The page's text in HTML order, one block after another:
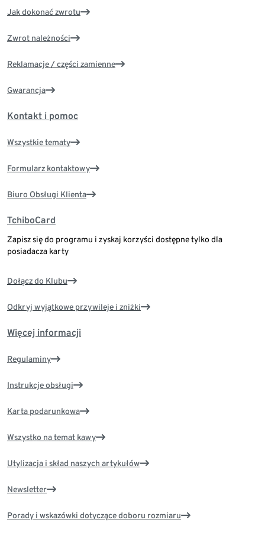
Jak dokonać zwrotu
Zwrot należności
Reklamacje / części zamienne
Gwarancja
Kontakt i pomoc
Wszystkie tematy
Formularz kontaktowy
Biuro Obsługi Klienta
TchiboCard
Zapisz się do programu i zyskaj korzyści dostępne tylko dla
posiadacza karty
Dołącz do Klubu
Odkryj wyjątkowe przywileje i zniżki
Więcej informacji
Regulaminy
Instrukcje obsługi
Karta podarunkowa
Wszystko na temat kawy
Utylizacja i skład naszych artykułów
Newsletter
Porady i wskazówki dotyczące doboru rozmiaru